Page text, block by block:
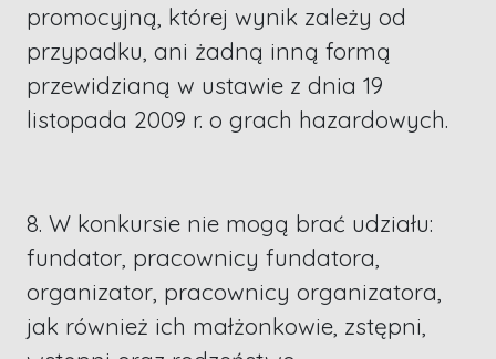
promocyjną, której wynik zależy od
przypadku, ani żadną inną formą
przewidzianą w ustawie z dnia 19
listopada 2009 r. o grach hazardowych.
8. W konkursie nie mogą brać udziału:
fundator, pracownicy fundatora,
organizator, pracownicy organizatora,
jak również ich małżonkowie, zstępni,